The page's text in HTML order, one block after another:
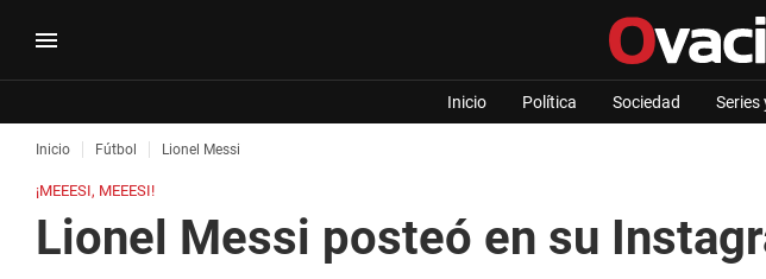
Inicio Política Sociedad Series
Inicio Fútbol Lionel Messi
¡MEEESI, MEEESI!
Lionel Messi posteó en su